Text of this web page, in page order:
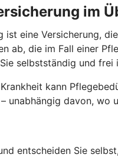
im
ist eine Versicherung,
ab, die im Fall einer
selbstständig und
kann
unabhängig davon, wo
entscheiden Sie